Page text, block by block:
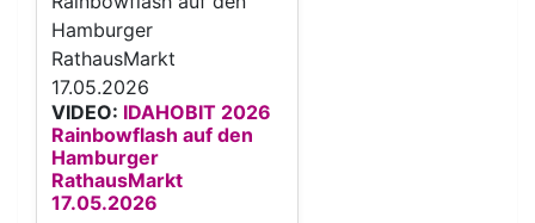
VIDEO: IDAHOBIT 2026
Rainbowflash auf den
Hamburger
RathausMarkt
17.05.2026